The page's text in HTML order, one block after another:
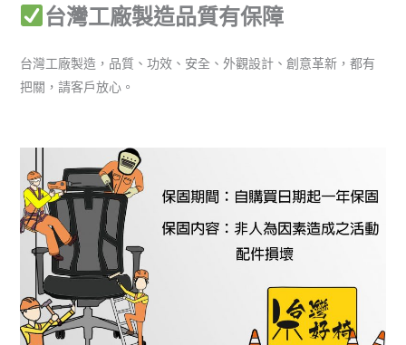
台灣工廠製造品質有保障
台灣工廠製造，品質、功效、安全、外觀設計、創意革新，都有
把關，請客戶放心。